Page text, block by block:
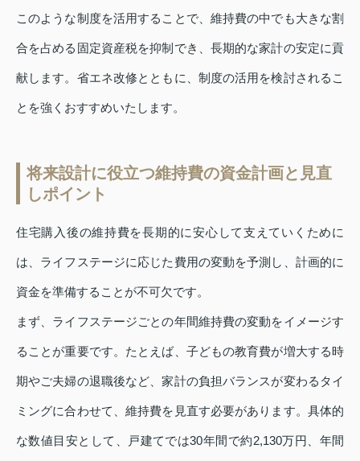
このような制度を活用することで、維持費の中でも大きな割
合を占める固定資産税を抑制でき、長期的な家計の安定に貢
献します。省エネ改修とともに、制度の活用を検討されるこ
とを強くおすすめいたします。
将来設計に役立つ維持費の資金計画と見直
しポイント
住宅購入後の維持費を長期的に安心して支えていくために
は、ライフステージに応じた費用の変動を予測し、計画的に
資金を準備することが不可欠です。
まず、ライフステージごとの年間維持費の変動をイメージす
ることが重要です。たとえば、子どもの教育費が増大する時
期やご夫婦の退職後など、家計の負担バランスが変わるタイ
ミングに合わせて、維持費を見直す必要があります。具体的
な数値目安として、戸建てでは30年間で約2,130万円、年間